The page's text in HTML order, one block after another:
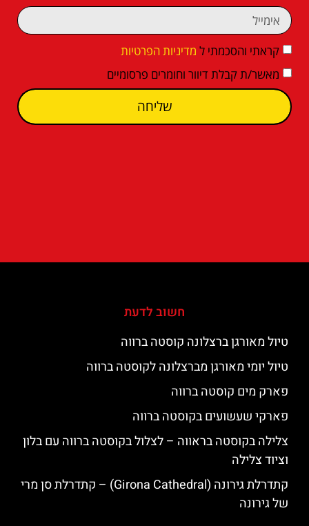
קראתי והסכמתי ל מדיניות הפרטיות
מאשר/ת קבלת דיוור וחומרים פרסומיים
שליחה
חשוב לדעת
טיול מאורגן ברצלונה קוסטה ברווה
טיול יומי מאורגן מברצלונה לקוסטה ברווה
פארק מים קוסטה ברווה
פארקי שעשועים בקוסטה ברווה
צלילה בקוסטה בראווה – לצלול בקוסטה ברווה עם בלון
וציוד צלילה
קתדרלת גירונה (Girona Cathedral) – קתדרלת סן מרי
של גירונה